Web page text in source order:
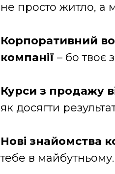
не просто житло, а
Корпоративний
компанії – бо твоє
Курси з продажу
як досягти
Нові знайомства
тебе в майбутньому.